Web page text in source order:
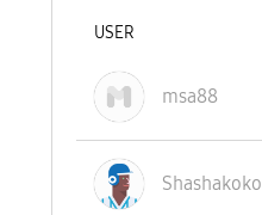
USER
msa88
Shashakoko